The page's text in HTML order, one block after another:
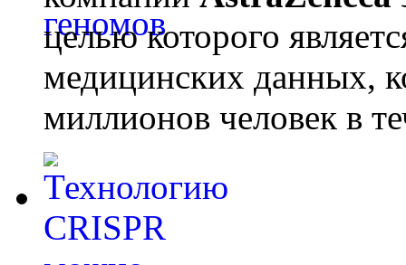
целью которого
медицинских данных,
миллионов человек в